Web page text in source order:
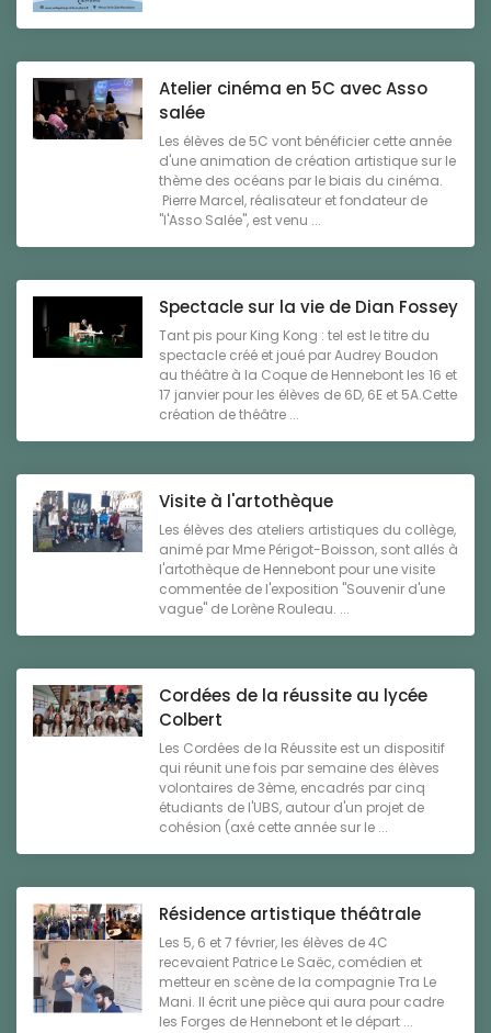
Atelier cinéma en 5C avec Asso
salée
Les élèves de 5C vont bénéficier cette année
d'une animation de création artistique sur le
thème des océans par le biais du cinéma.
Pierre Marcel, réalisateur et fondateur de
"l'Asso Salée", est venu ...
Spectacle sur la vie de Dian Fossey
Tant pis pour King Kong : tel est le titre du
spectacle créé et joué par Audrey Boudon
au théâtre à la Coque de Hennebont les 16 et
17 janvier pour les élèves de 6D, 6E et 5A.Cette
création de théâtre ...
Visite à l'artothèque
Les élèves des ateliers artistiques du collège,
animé par Mme Périgot-Boisson, sont allés à
l'artothèque de Hennebont pour une visite
commentée de l'exposition "Souvenir d'une
vague" de Lorène Rouleau. ...
Cordées de la réussite au lycée
Colbert
Les Cordées de la Réussite est un dispositif
qui réunit une fois par semaine des élèves
volontaires de 3ème, encadrés par cinq
étudiants de l'UBS, autour d'un projet de
cohésion (axé cette année sur le ...
Résidence artistique théâtrale
Les 5, 6 et 7 février, les élèves de 4C
recevaient Patrice Le Saëc, comédien et
metteur en scène de la compagnie Tra Le
Mani. Il écrit une pièce qui aura pour cadre
les Forges de Hennebont et le départ ...